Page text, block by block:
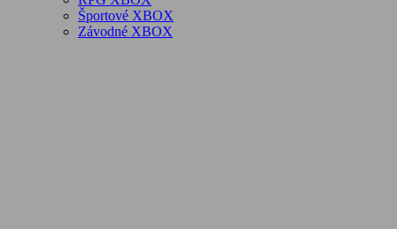
Športové XBOX
Závodné XBOX